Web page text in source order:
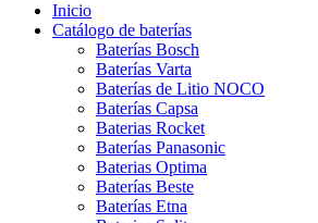
Inicio
Catálogo de baterías
Baterías Bosch
Baterías Varta
Baterías de Litio NOCO
Baterías Capsa
Baterias Rocket
Baterías Panasonic
Baterias Optima
Baterías Beste
Baterías Etna